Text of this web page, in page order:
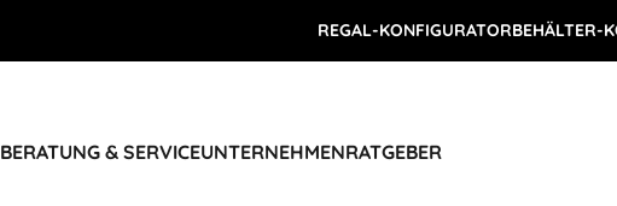
REGAL-KONFIGURATORBEHÄLTER-
BERATUNG & SERVICEUNTERNEHMENRATGEBER